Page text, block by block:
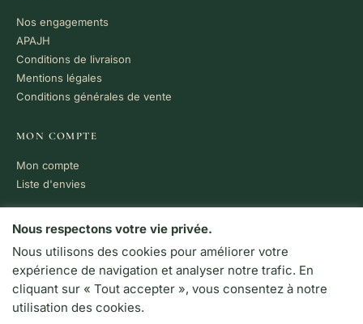
Nos engagements
APAJH
Conditions de livraison
Mentions légales
Conditions générales de vente
MON COMPTE
Mon compte
Liste d'envies
PAIEMENT 100% SÉCURISÉ
VISA MC CB
LIVRAISON RAPIDE
Colissimo · Chronopost
Nous respectons votre vie privée.
Nous utilisons des cookies pour améliorer votre
expérience de navigation et analyser notre trafic. En
cliquant sur « Tout accepter », vous consentez à notre
utilisation des cookies.